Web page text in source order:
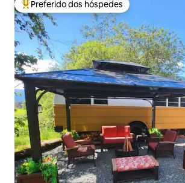
Entre os melhores preferidos dos hóspedes
Preferido dos hóspedes